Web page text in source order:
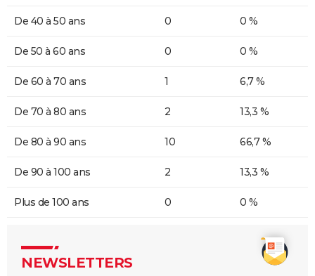
De 40 à 50 ans 0 0 %
De 50 à 60 ans 0 0 %
De 60 à 70 ans 1 6,7 %
De 70 à 80 ans 2 13,3 %
De 80 à 90 ans 10 66,7 %
De 90 à 100 ans 2 13,3 %
Plus de 100 ans 0 0 %
NEWSLETTERS